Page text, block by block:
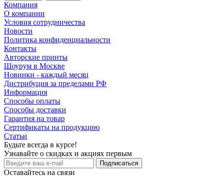
Компания
О компании
Условия сотрудничества
Новости
Политика конфиденциальности
Контакты
Авторские принты
Шоурум в Москве
Новинки - каждый месяц
Дистрибуция за пределами РФ
Информация
Способы оплаты
Способы доставки
Гарантия на товар
Сертификаты на продукцию
Статьи
Будьте всегда в курсе!
Узнавайте о скидках и акциях первым
Оставайтесь на связи